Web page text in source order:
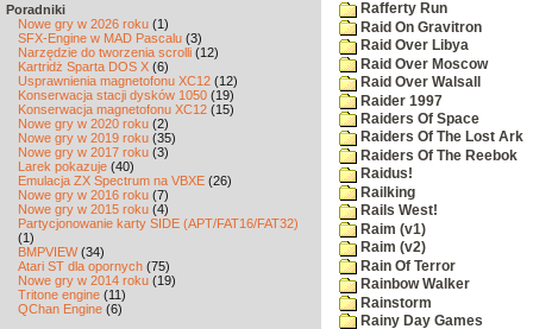
Poradniki
Nowe gry w 2026 roku (1)
SFX-Engine w MAD Pascalu (3)
Narzędzie do tworzenia scrolli (12)
Kartridż Sparta DOS X (6)
Usprawnienia magnetofonu XC12 (12)
Konserwacja stacji dysków 1050 (19)
Konserwacja magnetofonu XC12 (15)
Nowe gry w 2020 roku (2)
Nowe gry w 2019 roku (35)
Nowe gry w 2017 roku (3)
Larek pokazuje (40)
Emulacja ZX Spectrum na VBXE (26)
Nowe gry w 2016 roku (7)
Nowe gry w 2015 roku (4)
Partycjonowanie karty SIDE (APT/FAT16/FAT32)
(1)
BMPVIEW(34)
Atari ST dla opornych (75)
Nowe gry w 2014 roku (19)
Tritone engine (11)
QChan Engine (6)
Rafferty Run
Raid On Gravitron
Raid Over Libya
Raid Over Moscow
Raid Over Walsall
Raider 1997
Raiders Of Space
Raiders Of The Lost Ark
Raiders Of The Reebok
Raidus!
Railking
Rails West!
Raim (v1)
Raim (v2)
Rain Of Terror
Rainbow Walker
Rainstorm
Rainy Day Games